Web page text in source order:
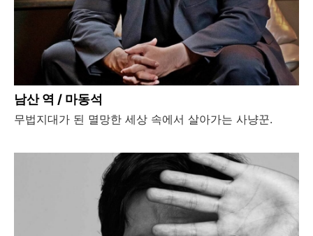
남산 역 / 마동석
무법지대가 된 멸망한 세상 속에서 살아가는 사냥꾼.